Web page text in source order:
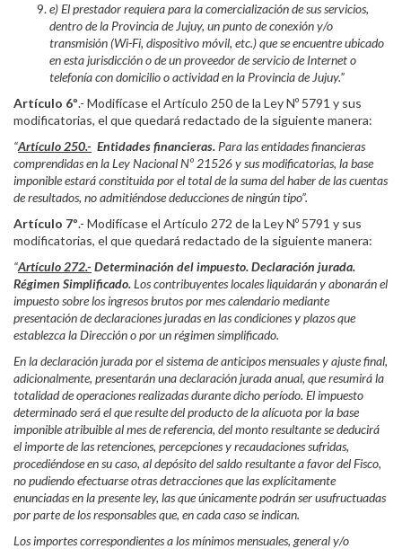
e) El prestador requiera para la comercialización de sus servicios,
dentro de la Provincia de Jujuy, un punto de conexión y/o
transmisión (Wi-Fi, dispositivo móvil, etc.) que se encuentre ubicado
en esta jurisdicción o de un proveedor de servicio de Internet o
telefonía con domicilio o actividad en la Provincia de Jujuy.”
Artículo 6º.- Modifícase el Artículo 250 de la Ley Nº 5791 y sus
modificatorias, el que quedará redactado de la siguiente manera:
“Artículo 250.- Entidades financieras. Para las entidades financieras
comprendidas en la Ley Nacional Nº 21526 y sus modificatorias, la base
imponible estará constituida por el total de la suma del haber de las cuentas
de resultados, no admitiéndose deducciones de ningún tipo”.
Artículo 7º.- Modifícase el Artículo 272 de la Ley Nº 5791 y sus
modificatorias, el que quedará redactado de la siguiente manera:
“Artículo 272.- Determinación del impuesto. Declaración jurada.
Régimen Simplificado.Los contribuyentes locales liquidarán y abonarán el
impuesto sobre los ingresos brutos por mes calendario mediante
presentación de declaraciones juradas en las condiciones y plazos que
establezca la Dirección o por un régimen simplificado.
En la declaración jurada por el sistema de anticipos mensuales y ajuste final,
adicionalmente, presentarán una declaración jurada anual, que resumirá la
totalidad de operaciones realizadas durante dicho período. El impuesto
determinado será el que resulte del producto de la alícuota por la base
imponible atribuible al mes de referencia, del monto resultante se deducirá
el importe de las retenciones, percepciones y recaudaciones sufridas,
procediéndose en su caso, al depósito del saldo resultante a favor del Fisco,
no pudiendo efectuarse otras detracciones que las explícitamente
enunciadas en la presente ley, las que únicamente podrán ser usufructuadas
por parte de los responsables que, en cada caso se indican.
Los importes correspondientes a los mínimos mensuales, general y/o